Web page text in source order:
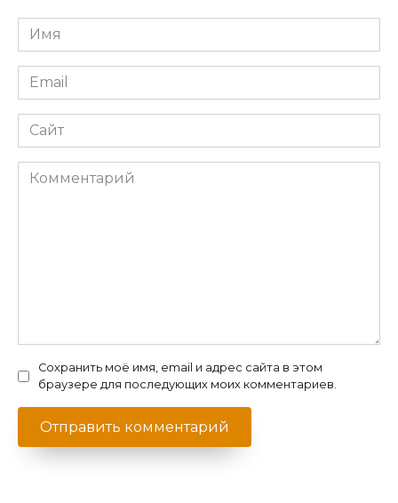
Имя
*
Email
*
Сайт
Комментарий
Сохранить моё имя, email и адрес сайта в этом
браузере для последующих моих комментариев.